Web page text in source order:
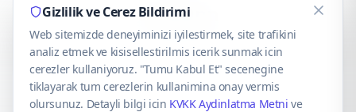
CaseOnn
© 2025 CaseOnn. Tüm hakları saklıdır.
Gizlilik ve Cerez Bildirimi
Web sitemizde deneyiminizi iyilestirmek, site trafikini
analiz etmek ve kisisellestirilmis icerik sunmak icin
cerezler kullaniyoruz. "Tumu Kabul Et" secenegine
tiklayarak tum cerezlerin kullanimina onay vermis
olursunuz. Detayli bilgi icin KVKK Aydinlatma Metni ve